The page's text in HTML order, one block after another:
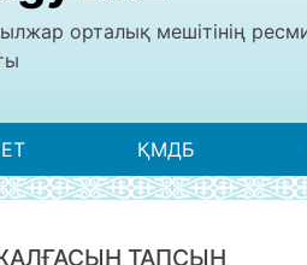
орталық мешітінің
ҚМДБ
ТАПСЫН